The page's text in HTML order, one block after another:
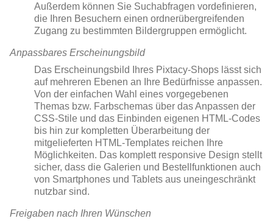
Außerdem können Sie Suchabfragen vordefinieren,
die Ihren Besuchern einen ordnerübergreifenden
Zugang zu bestimmten Bildergruppen ermöglicht.
Anpassbares Erscheinungsbild
Das Erscheinungsbild Ihres Pixtacy-Shops lässt sich
auf mehreren Ebenen an Ihre Bedürfnisse anpassen.
Von der einfachen Wahl eines vorgegebenen
Themas bzw. Farbschemas über das Anpassen der
CSS-Stile und das Einbinden eigenen HTML-Codes
bis hin zur kompletten Überarbeitung der
mitgelieferten HTML-Templates reichen Ihre
Möglichkeiten. Das komplett responsive Design stellt
sicher, dass die Galerien und Bestellfunktionen auch
von Smartphones und Tablets aus uneingeschränkt
nutzbar sind.
Freigaben nach Ihren Wünschen